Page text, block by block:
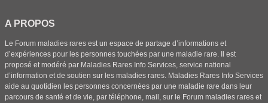
A PROPOS
Le Forum maladies rares est un espace de partage d’informations et
d’expériences pour les personnes touchées par une maladie rare. Il est
proposé et modéré par Maladies Rares Info Services, service national
d’information et de soutien sur les maladies rares. Maladies Rares Info Services
aide au quotidien les personnes concernées par une maladie rare dans leur
parcours de santé et de vie, par téléphone, mail, sur le Forum maladies rares et